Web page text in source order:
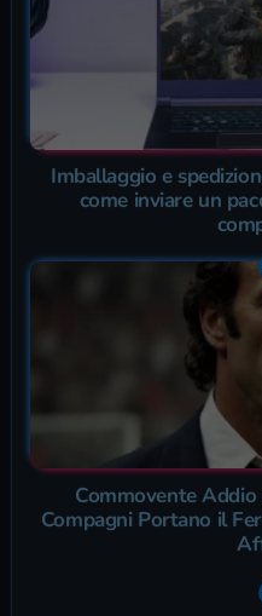
Imballaggio e
come inviare un
Commovente Addio
Compagni Portano il